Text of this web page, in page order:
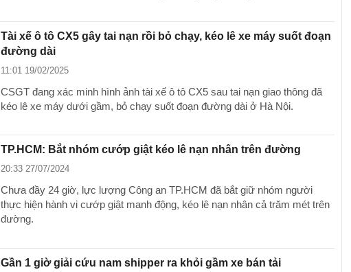
Tài xế ô tô CX5 gây tai nạn rồi bỏ chạy, kéo lê xe máy suốt đoạn
đường dài
11:01 19/02/2025
CSGT đang xác minh hình ảnh tài xế ô tô CX5 sau tai nạn giao thông đã
kéo lê xe máy dưới gầm, bỏ chạy suốt đoạn đường dài ở Hà Nội.
TP.HCM: Bắt nhóm cướp giật kéo lê nạn nhân trên đường
20:33 27/07/2024
Chưa đầy 24 giờ, lực lượng Công an TP.HCM đã bắt giữ nhóm người
thực hiện hành vi cướp giật manh động, kéo lê nạn nhân cả trăm mét trên
đường.
Gần 1 giờ giải cứu nam shipper ra khỏi gầm xe bán tải